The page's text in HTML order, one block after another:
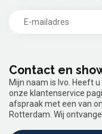
Contact en
Mijn naam is Ivo. Heeft
onze klantenservice
afspraak met een van
Rotterdam. Wij